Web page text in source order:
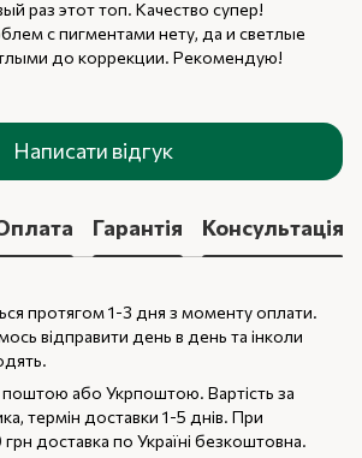
раз этот топ. Качество супер!
с пигментами нету, да и светлые
до коррекции. Рекомендую!
Написати відгук
Гарантія Консультація
протягом 1-3 дня з моменту оплати.
відправити день в день та інколи
або Укрпоштою. Вартість за
термін доставки 1-5 днів. При
грн доставка по Україні безкоштовна.